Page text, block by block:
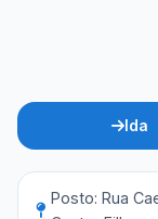
Ida
Posto: Rua